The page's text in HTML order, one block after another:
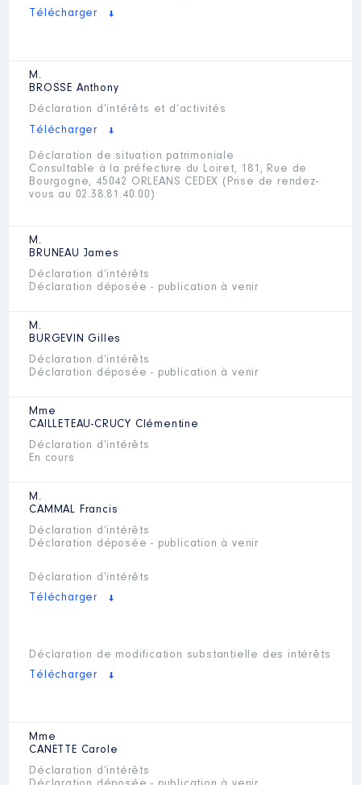
Télécharger
M.
BROSSE Anthony
Déclaration d’intérêts et d’activités
Télécharger
Déclaration de situation patrimoniale
Consultable à la préfecture du Loiret, 181, Rue de
Bourgogne, 45042 ORLEANS CEDEX (Prise de rendez-
vous au 02.38.81.40.00)
M.
BRUNEAU James
Déclaration d’intérêts
Déclaration déposée - publication à venir
M.
BURGEVIN Gilles
Déclaration d’intérêts
Déclaration déposée - publication à venir
Mme
CAILLETEAU-CRUCY Clémentine
Déclaration d’intérêts
En cours
M.
CAMMAL Francis
Déclaration d’intérêts
Déclaration déposée - publication à venir
Déclaration d’intérêts
Télécharger
Déclaration de modification substantielle des intérêts
Télécharger
Mme
CANETTE Carole
Déclaration d’intérêts